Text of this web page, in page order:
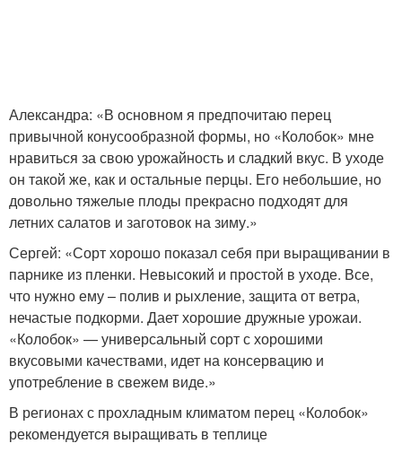
Александра: «В основном я предпочитаю перец
привычной конусообразной формы, но «Колобок» мне
нравиться за свою урожайность и сладкий вкус. В уходе
он такой же, как и остальные перцы. Его небольшие, но
довольно тяжелые плоды прекрасно подходят для
летних салатов и заготовок на зиму.»
Сергей: «Сорт хорошо показал себя при выращивании в
парнике из пленки. Невысокий и простой в уходе. Все,
что нужно ему – полив и рыхление, защита от ветра,
нечастые подкорми. Дает хорошие дружные урожаи.
«Колобок» — универсальный сорт с хорошими
вкусовыми качествами, идет на консервацию и
употребление в свежем виде.»
В регионах с прохладным климатом перец «Колобок»
рекомендуется выращивать в теплице